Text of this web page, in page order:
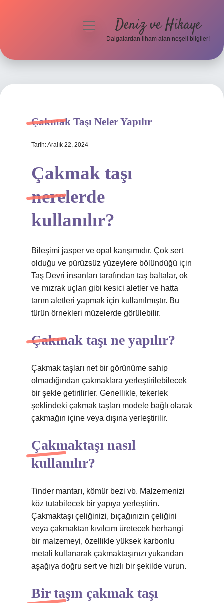
Hakkımızda
menüyü
Deniz ve Hikaye
Dalgalardan ilham alan neşeli bilgiler!
Çakmak Taşı Neler Yapılır
Tarih: Aralık 22, 2024
Çakmak taşı
nerelerde
kullanılır?
Bileşimi jasper ve opal karışımıdır. Çok sert
olduğu ve pürüzsüz yüzeylere bölündüğü için
Taş Devri insanları tarafından taş baltalar, ok
ve mızrak uçları gibi kesici aletler ve hatta
tarım aletleri yapmak için kullanılmıştır. Bu
türün örnekleri müzelerde görülebilir.
Çakmak taşı ne yapılır?
Çakmak taşları net bir görünüme sahip
olmadığından çakmaklara yerleştirilebilecek
bir şekle getirilirler. Genellikle, tekerlek
şeklindeki çakmak taşları modele bağlı olarak
çakmağın içine veya dışına yerleştirilir.
Çakmaktaşı nasıl
kullanılır?
Tinder mantarı, kömür bezi vb. Malzemenizi
köz tutabilecek bir yapıya yerleştirin.
Çakmaktaşı çeliğinizi, bıçağınızın çeliğini
veya çakmaktan kıvılcım üretecek herhangi
bir malzemeyi, özellikle yüksek karbonlu
metali kullanarak çakmaktaşınızı yukarıdan
aşağıya doğru sert ve hızlı bir şekilde vurun.
Bir taşın çakmak taşı